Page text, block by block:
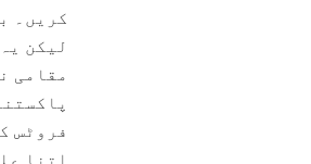
کریں۔
لیکن
مقامی
فروٹس
اتنا